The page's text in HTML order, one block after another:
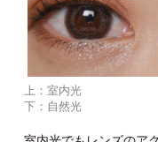
上：室内光
下：自然光